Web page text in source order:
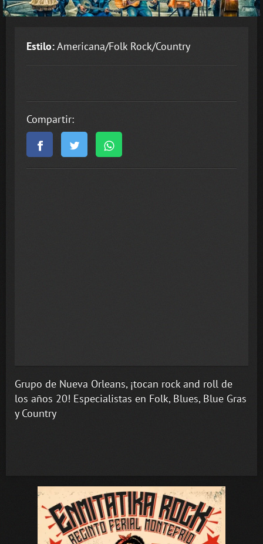
Estilo:Americana/Folk Rock/Country
Compartir:
Grupo de Nueva Orleans, ¡tocan rock and roll de
los años 20! Especialistas en Folk, Blues, Blue Gras
y Country